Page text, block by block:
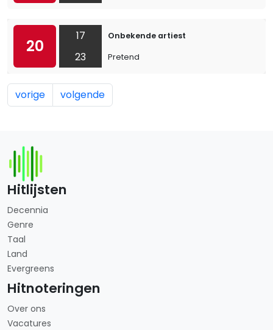
20
17
23
Onbekende artiest
Pretend
vorige volgende
Hitlijsten
Decennia
Genre
Taal
Land
Evergreens
Hitnoteringen
Over ons
Vacatures